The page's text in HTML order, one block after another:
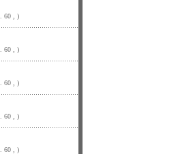
60 , )
60 , )
60 , )
60 , )
60 , )